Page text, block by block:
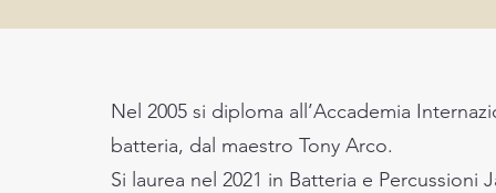
Nel 2005 si diploma all’Accademia
batteria, dal maestro Tony Arco.
Si laurea nel 2021 in Batteria e